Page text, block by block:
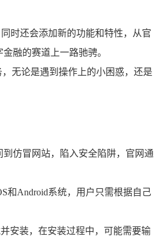
时还会添加新的功能和特性，从官
融的赛道上一路驰骋。
无论是遇到操作上的小困惑，还是
仿冒网站，陷入安全陷阱，官网通
和Android系统，用户只需根据自己
安装，在安装过程中，可能需要输